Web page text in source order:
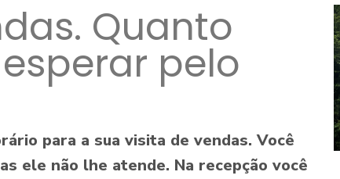
Quanto
pelo
para a sua visita de vendas. Você
ele não lhe atende. Na recepção você